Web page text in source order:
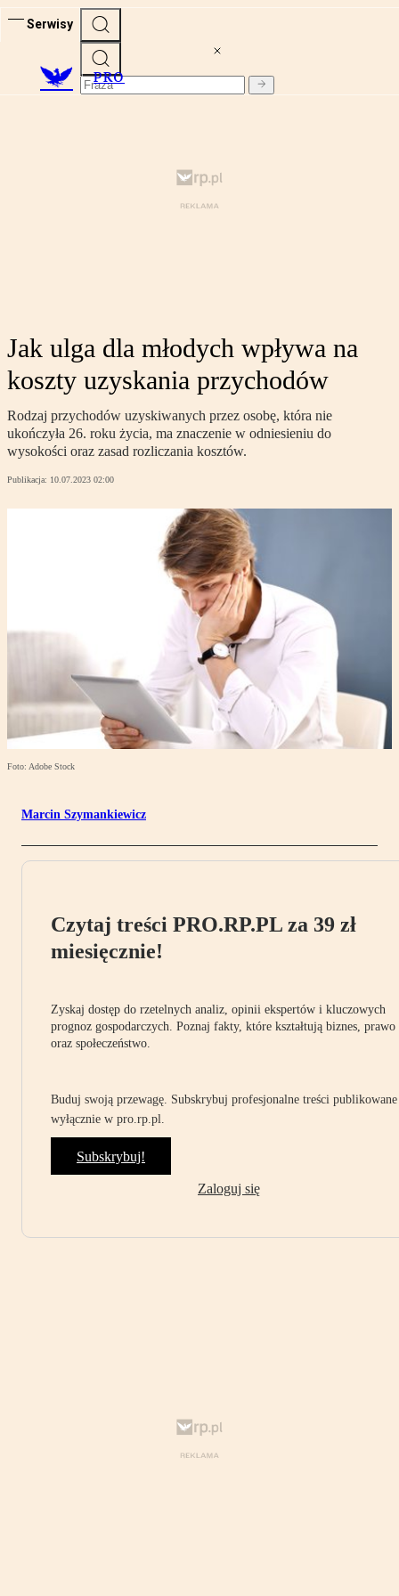
Serwisy
PRO
Jak ulga dla młodych wpływa na
koszty uzyskania przychodów
Rodzaj przychodów uzyskiwanych przez osobę, która nie
ukończyła 26. roku życia, ma znaczenie w odniesieniu do
wysokości oraz zasad rozliczania kosztów.
Publikacja: 10.07.2023 02:00
Foto: Adobe Stock
Marcin Szymankiewicz
Czytaj treści PRO.RP.PL za 39 zł
miesięcznie!
Zyskaj dostęp do rzetelnych analiz, opinii ekspertów i kluczowych
prognoz gospodarczych. Poznaj fakty, które kształtują biznes, prawo
oraz społeczeństwo.
Buduj swoją przewagę. Subskrybuj profesjonalne treści publikowane
wyłącznie w pro.rp.pl.
Subskrybuj!
Zaloguj się